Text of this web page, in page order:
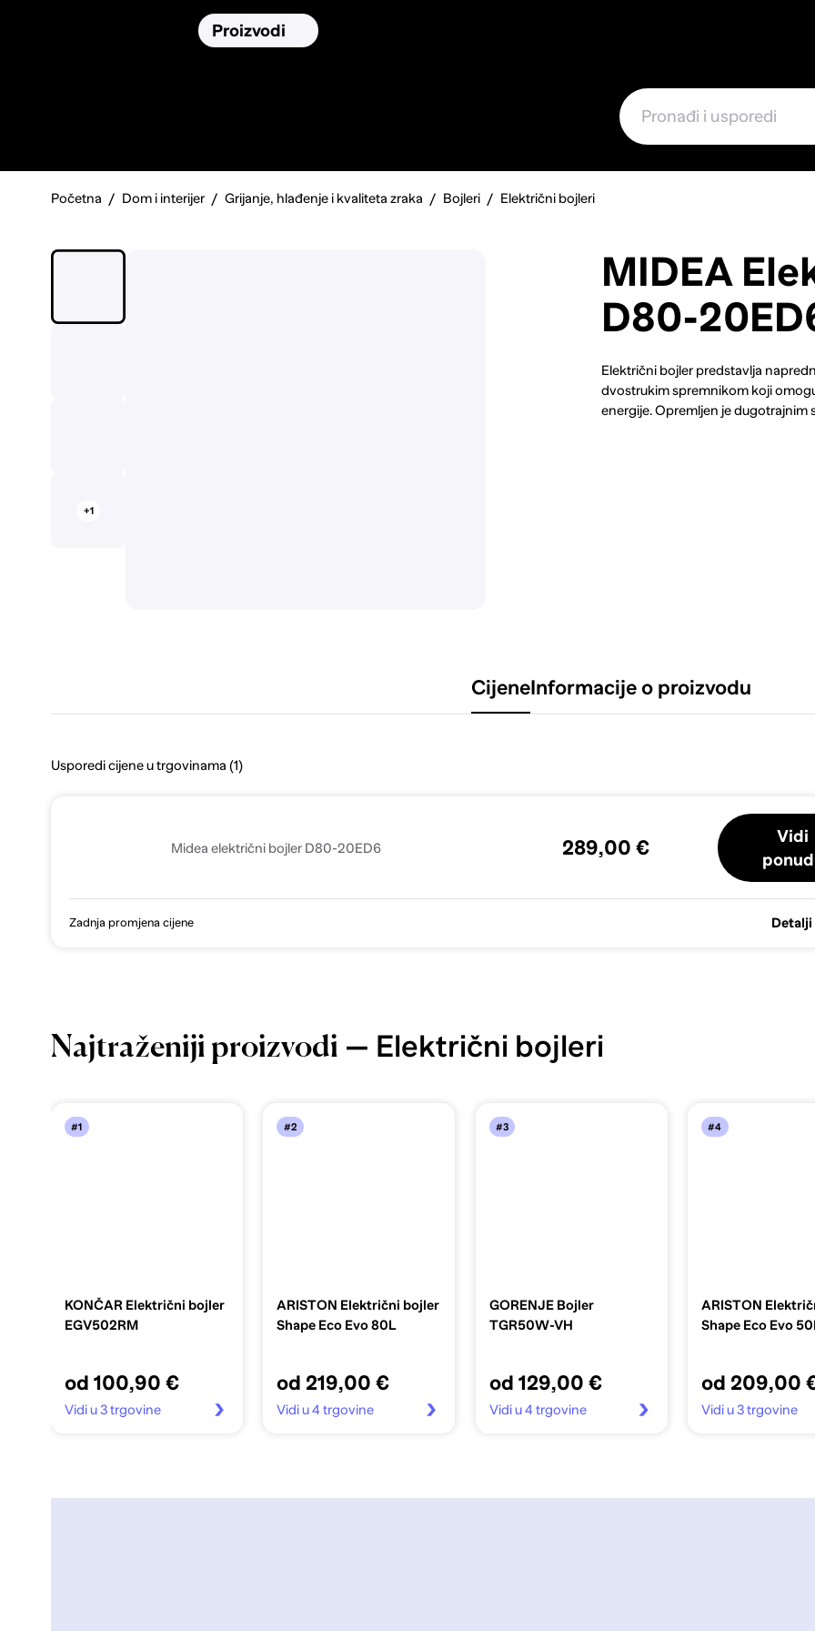
Proizvodi
Početna Dom i interijer Grijanje, hlađenje i kvaliteta zraka Bojleri Električni bojleri
+1
MIDEA
D80-
Električni bojler predstavlja
dvostrukim spremnikom koji
energije. Opremljen je dugotrajnim
CijeneInformacije o proizvodu
Usporedi cijene u trgovinama (1)
Midea električni bojler D80-20ED6 289,00 €
Vidi
Zadnja promjena cijene
Najtraženiji proizvodi — Električni bojleri
#1
KONČAR Električni bojler
EGV502RM
od 100,90 €
Vidi u 3 trgovine
#2
ARISTON Električni bojler
Shape Eco Evo 80L
od 219,00 €
Vidi u 4 trgovine
#3
GORENJE Bojler
TGR50W-VH
od 129,00 €
Vidi u 4 trgovine
#4
ARISTON
Shape Eco Evo
od 209,00
Vidi u 3 trgovine